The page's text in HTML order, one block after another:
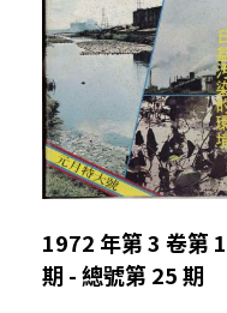
1972 年第 3 卷第 1
期 - 總號第 25 期